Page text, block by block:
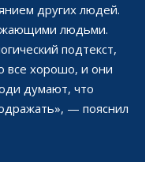
других людей.
людьми.
подтекст,
все хорошо, и они
думают, что
— пояснил